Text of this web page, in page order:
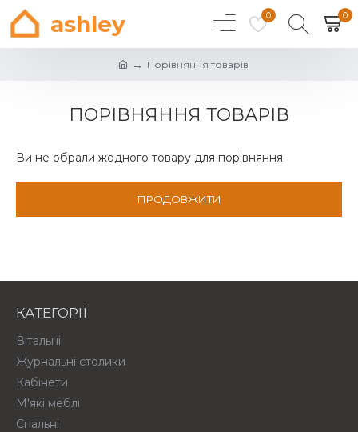
ashley 0 0
Порівняння товарів
ПОРІВНЯННЯ ТОВАРІВ
Ви не обрали жодного товару для порівняння.
ПРОДОВЖИТИ
КАТЕГОРІЇ
Вітальні
Журнальні столики
Кабінети
М'які меблі
Спальні